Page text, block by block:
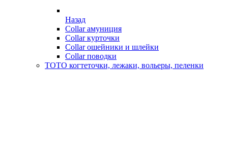
Назад
Collar амуниция
Collar курточки
Collar ошейники и шлейки
Collar поводки
ТОТО когтеточки, лежаки, вольеры, пеленки